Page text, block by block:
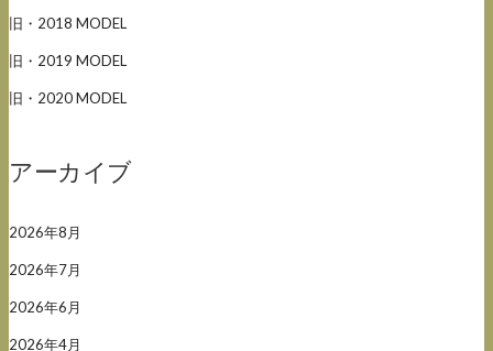
旧・2018 MODEL
旧・2019 MODEL
旧・2020 MODEL
アーカイブ
2026年8月
2026年7月
2026年6月
2026年4月